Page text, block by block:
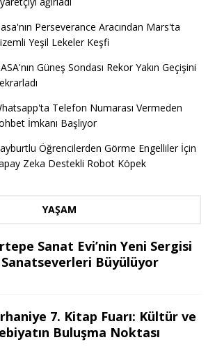
Perseverance Aracından Mars'ta
Yeşil Lekeler Keşfi
Güneş Sondası Rekor Yakın Geçişini
Telefon Numarası Vermeden
İmkanı Başlıyor
Öğrencilerden Görme Engelliler İçin
Zeka Destekli Robot Köpek
YAŞAM
Sanat Evi’nin Yeni Sergisi
Büyülüyor
7. Kitap Fuarı: Kültür ve
Buluşma Noktası